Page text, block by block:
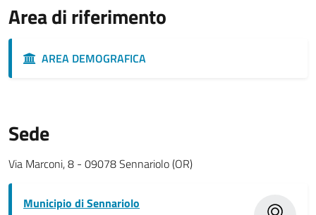
Area di riferimento
AREA DEMOGRAFICA
Sede
Via Marconi, 8 - 09078 Sennariolo (OR)
Municipio di Sennariolo